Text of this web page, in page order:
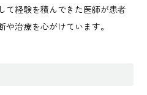
て経験を積んできた医師が患者
や治療を心がけています。